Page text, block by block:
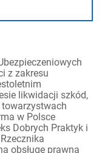
z zakresu
likwidacji szkód,
w Polsce
Dobrych Praktyk i
obsługę prawną